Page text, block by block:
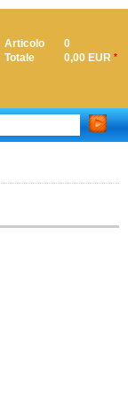
Articolo
0
Totale
0,00 EUR *